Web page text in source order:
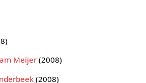
Meijer (2008)
(2008)